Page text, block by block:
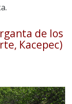
de los
Касерес)